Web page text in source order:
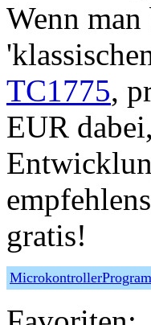
Wenn man
TC1775,
EUR
gratis!